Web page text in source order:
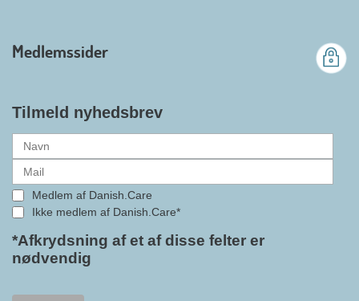
gennemslagskraft og skabe
hjælpemidler samt give
medlemmerne adgang til en
alle formaliteterne nu er på plads
i samarbejdet mellem
bestyrelsesleder i Danish.Care,
Claus Ipsen. Han betragter
Medlemssider
Tilmeld nyhedsbrev
Medlem af Danish.Care
Ikke medlem af Danish.Care*
*Afkrydsning af et af disse felter er
nødvendig